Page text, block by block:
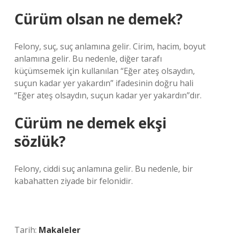
Cürüm olsan ne demek?
Felony, suç, suç anlamına gelir. Cirim, hacim, boyut
anlamına gelir. Bu nedenle, diğer tarafı
küçümsemek için kullanılan “Eğer ateş olsaydın,
suçun kadar yer yakardın” ifadesinin doğru hali
“Eğer ateş olsaydın, suçun kadar yer yakardın”dır.
Cürüm ne demek ekşi
sözlük?
Felony, ciddi suç anlamına gelir. Bu nedenle, bir
kabahatten ziyade bir felonidir.
Tarih: Makaleler